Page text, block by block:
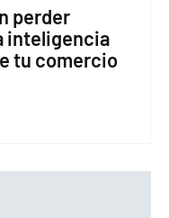
perder
inteligencia
tu comercio